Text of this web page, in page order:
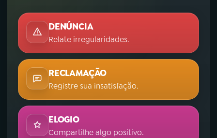
DENÚNCIA
Relate irregularidades.
RECLAMAÇÃO
Registre sua insatisfação.
ELOGIO
Compartilhe algo positivo.